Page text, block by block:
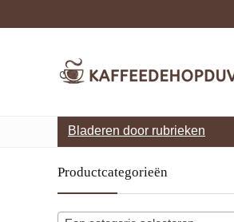
Bladeren door rubrieken
Productcategorieën